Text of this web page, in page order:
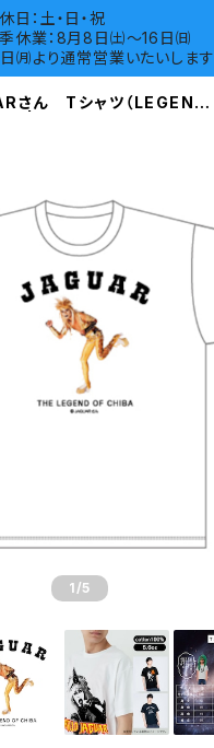
日：土・日・祝
休業：8月8日㈯～16日㈰
㈪より通常営業いたいします
さん Tシャツ（LEGEND-
1 /5